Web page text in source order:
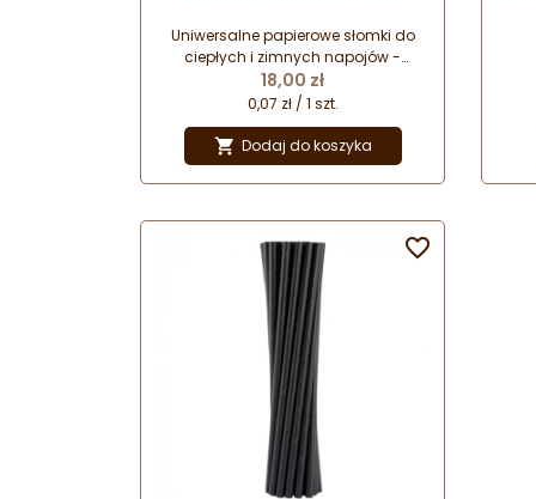
mm x dł. 197 mm - GoDan
Uniwersalne papierowe słomki do
ciepłych i zimnych napojów -
brązowe. Całkowicie bezpieczne dla
środowiska - biodegradowalne. Nie
napojów. Idealne do lemoniady i
kaw mrożonych.
Cena
18,00 zł
0,07 zł / 1 szt.
 Dodaj do koszyka
